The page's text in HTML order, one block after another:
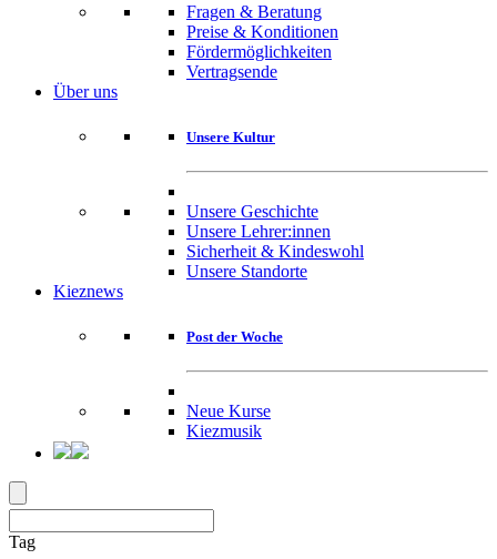
Fragen & Beratung
Preise & Konditionen
Fördermöglichkeiten
Vertragsende
Über uns
Unsere Kultur
Unsere Geschichte
Unsere Lehrer:innen
Sicherheit & Kindeswohl
Unsere Standorte
Kieznews
Post der Woche
Neue Kurse
Kiezmusik
Tag